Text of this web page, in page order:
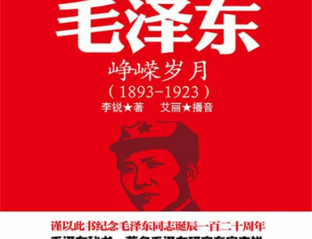
天天免運 美食蛋糕 養生保健 民生用品
3C家電 運動休閒
男裝 化妝保養
電子/紙本書
HOT